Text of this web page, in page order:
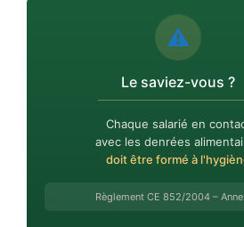
⚠️
Le saviez-vous ?
Chaque salarié en
avec les denrées
doit être formé à
Règlement CE 852/2004 –